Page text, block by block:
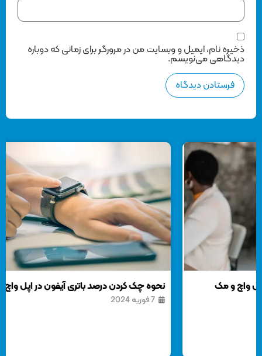
ذخیره نام، ایمیل و وبسایت من در مرورگر برای زمانی که دوباره
دیدگاهی می‌نویسم.
نحوه چک کردن درصد باتری آیفون در اپل واچ